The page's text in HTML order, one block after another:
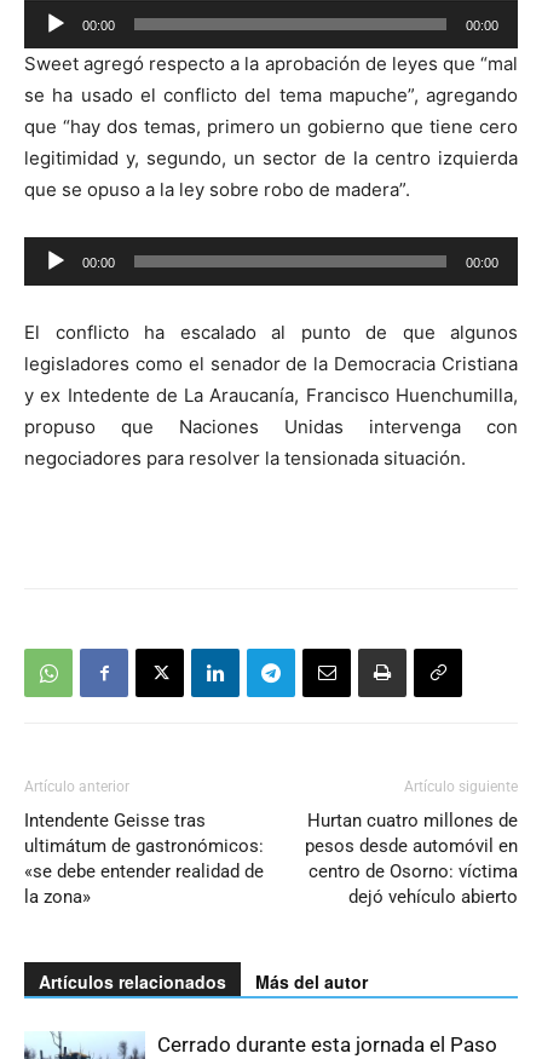
Reproductor
de
audio
00:00 00:00
Sweet agregó respecto a la aprobación de leyes que “mal
se ha usado el conflicto del tema mapuche”, agregando
que “hay dos temas, primero un gobierno que tiene cero
legitimidad y, segundo, un sector de la centro izquierda
que se opuso a la ley sobre robo de madera”.
Reproductor
de
00:00 00:00
El conflicto ha escalado al punto de que algunos
legisladores como el senador de la Democracia Cristiana
y ex Intedente de La Araucanía, Francisco Huenchumilla,
propuso que Naciones Unidas intervenga con
negociadores para resolver la tensionada situación.
Artículo anterior
Intendente Geisse tras
ultimátum de gastronómicos:
«se debe entender realidad de
la zona»
Artículo siguiente
Hurtan cuatro millones de
pesos desde automóvil en
centro de Osorno: víctima
dejó vehículo abierto
Artículos relacionados Más del autor
Cerrado durante esta jornada el Paso